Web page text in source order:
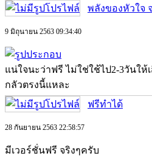
พลังของหัวใจ
9 มิถุนายน 2563 09:34:40
แน่ใจนะว่าฟรี ไม่ใช่ใช้ไป2-3วันให้
กลัวตรงนี้แหละ
ฟรีทำได้
28 กันยายน 2563 22:58:57
มีเวอร์ชั่นฟรี จริงๆครับ